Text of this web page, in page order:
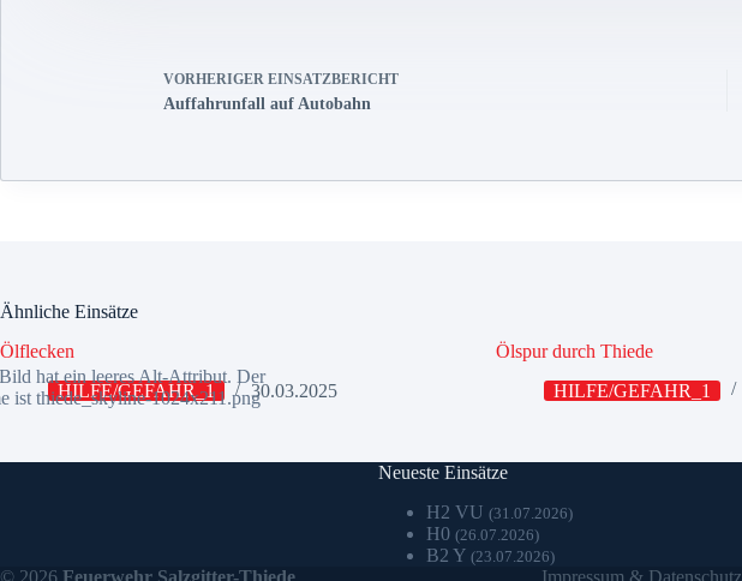
VORHERIGER EINSATZBERICHT
Auffahrunfall auf Autobahn
Ähnliche Einsätze
Ölflecken
HILFE/GEFAHR_1
30.03.2025
Ölspur durch Thiede
HILFE/GEFAHR_1
Neueste Einsätze
H2 VU (31.07.2026)
H0 (26.07.2026)
B2 Y (23.07.2026)
© 2026 Feuerwehr Salzgitter-Thiede Impressum & Datenschutz